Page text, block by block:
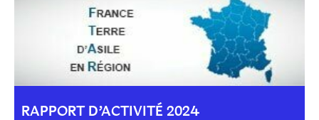
RAPPORT D’ACTIVITÉ 2024